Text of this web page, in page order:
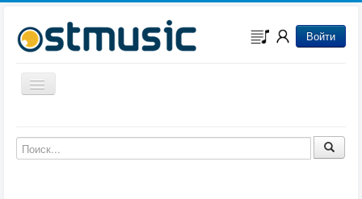
Войти
Включить/выключить навигацию
Музыка из мультфильмов
Музыка из сериалов